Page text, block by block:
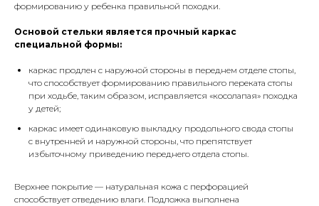
формированию у ребенка правильной походки.
Основой стельки является прочный каркас
специальной формы:
каркас продлен с наружной стороны в переднем отделе стопы,
что способствует формированию правильного переката стопы
при ходьбе, таким образом, исправляется «косолапая» походка
у детей;
каркас имеет одинаковую выкладку продольного свода стопы
с внутренней и наружной стороны, что препятствует
избыточному приведению переднего отдела стопы.
Верхнее покрытие — натуральная кожа с перфорацией
способствует отведению влаги. Подложка выполнена